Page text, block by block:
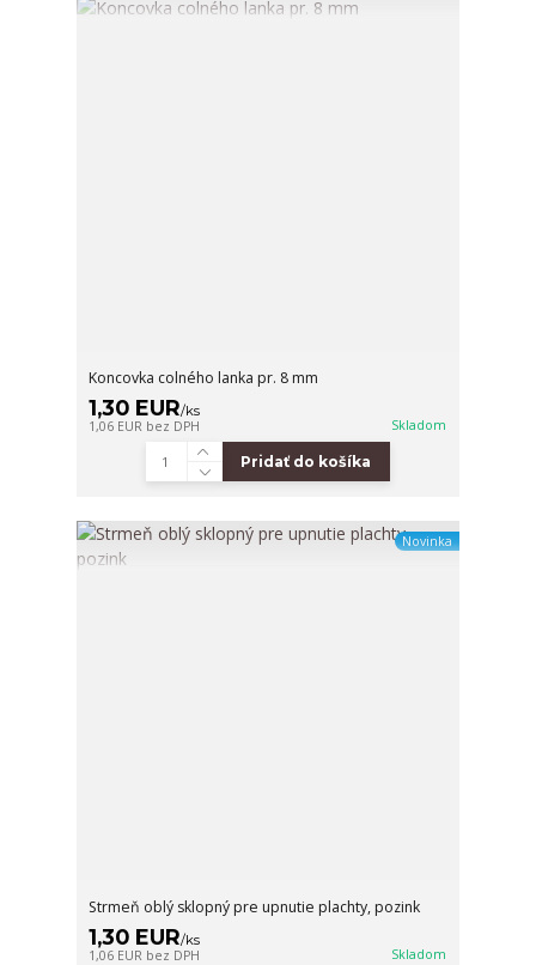
Koncovka colného lanka pr. 8 mm
1,30 EUR/ks
1,06 EUR bez DPH Skladom
Pridať do košíka
Novinka
Strmeň oblý sklopný pre upnutie plachty, pozink
1,30 EUR/ks
1,06 EUR bez DPH Skladom